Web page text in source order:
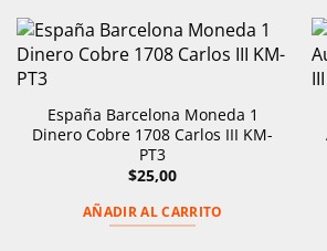
España Barcelona Moneda 1
Dinero Cobre 1708 Carlos III KM-
PT3
$25,00
AÑADIR AL CARRITO